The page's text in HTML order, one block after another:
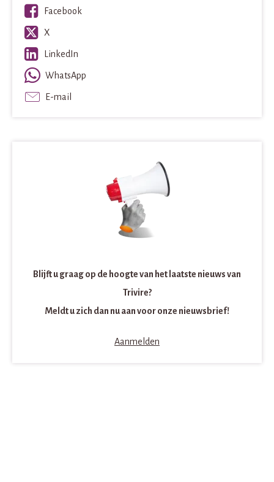
Facebook
X
LinkedIn
WhatsApp
E-mail
Blijft u graag op de hoogte van het laatste nieuws van
Trivire?
Meldt u zich dan nu aan voor onze nieuwsbrief!
Aanmelden